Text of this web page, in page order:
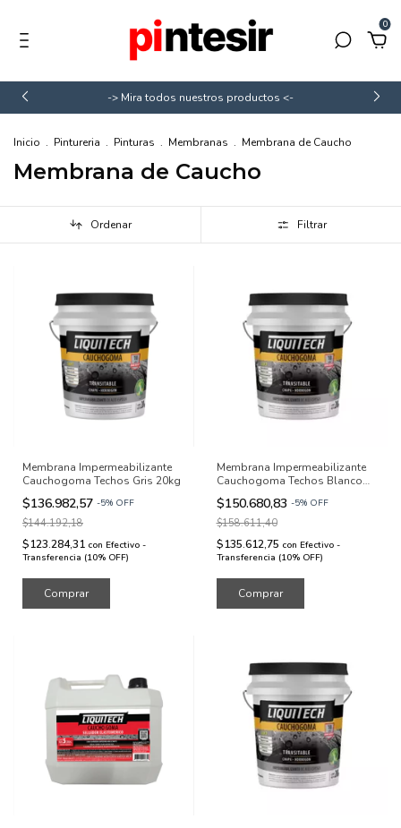
0
-> Mira todos nuestros productos <-
Inicio . Pintureria . Pinturas . Membranas . Membrana de Caucho
Membrana de Caucho
Ordenar Filtrar
Membrana Impermeabilizante
Cauchogoma Techos Gris 20kg
$136.982,57 -5% OFF
$144.192,18
$123.284,31 con Efectivo -
Transferencia (10% OFF)
Membrana Impermeabilizante
Cauchogoma Techos Blanco
20kg
$150.680,83 -5% OFF
$158.611,40
$135.612,75 con Efectivo -
Transferencia (10% OFF)